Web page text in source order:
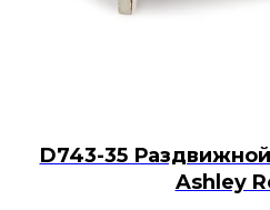
D743-35
Ashley